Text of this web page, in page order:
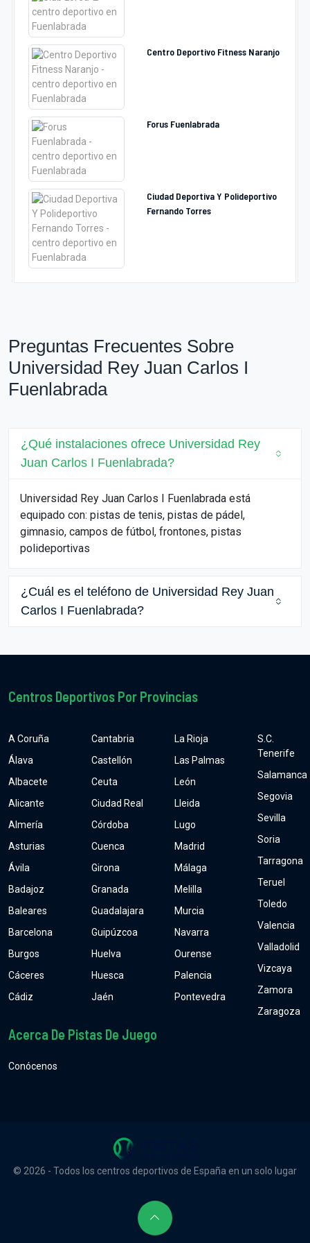
Centro Deportivo Fitness Naranjo
Forus Fuenlabrada
Ciudad Deportiva Y Polideportivo
Fernando Torres
Preguntas Frecuentes Sobre
Universidad Rey Juan Carlos I
Fuenlabrada
¿Qué instalaciones ofrece Universidad Rey
Juan Carlos I Fuenlabrada?
Universidad Rey Juan Carlos I Fuenlabrada está
equipado con: pistas de tenis, pistas de pádel,
gimnasio, campos de fútbol, frontones, pistas
polideportivas
¿Cuál es el teléfono de Universidad Rey Juan
Carlos I Fuenlabrada?
Centros Deportivos Por Provincias
A Coruña
Álava
Albacete
Alicante
Almería
Asturias
Ávila
Badajoz
Baleares
Barcelona
Burgos
Cáceres
Cádiz
Cantabria
Castellón
Ceuta
Ciudad Real
Córdoba
Cuenca
Girona
Granada
Guadalajara
Guipúzcoa
Huelva
Huesca
Jaén
La Rioja
Las Palmas
León
Lleida
Lugo
Madrid
Málaga
Melilla
Murcia
Navarra
Ourense
Palencia
Pontevedra
S.C.
Tenerife
Salamanca
Segovia
Sevilla
Soria
Tarragona
Teruel
Toledo
Valencia
Valladolid
Vizcaya
Zamora
Zaragoza
Acerca De Pistas De Juego
Conócenos
© 2026 - Todos los centros deportivos de España en un solo lugar